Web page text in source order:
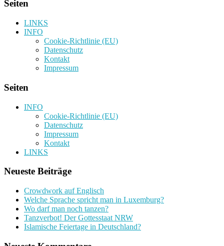
Seiten
LINKS
INFO
Cookie-Richtlinie (EU)
Datenschutz
Kontakt
Impressum
Seiten
INFO
Cookie-Richtlinie (EU)
Datenschutz
Impressum
Kontakt
LINKS
Neueste Beiträge
Crowdwork auf Englisch
Welche Sprache spricht man in Luxemburg?
Wo darf man noch tanzen?
Tanzverbot! Der Gottesstaat NRW
Islamische Feiertage in Deutschland?